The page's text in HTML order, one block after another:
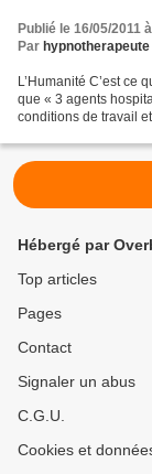
Publié le 16/05/2011
Par hypnotherapeute
L’Humanité C’est ce
que « 3 agents
conditions de travail
Hébergé par
Top articles
Pages
Contact
Signaler un abus
C.G.U.
Cookies et